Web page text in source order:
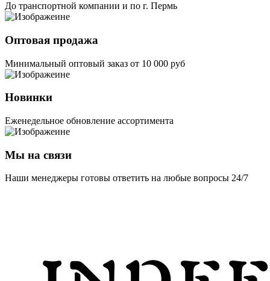
До транспортной компании и по г. Пермь
Оптовая продажа
Минимальный оптовый заказ от 10 000 руб
Новинки
Еженедельное обновление ассортимента
Мы на связи
Наши менеджеры готовы ответить на любые вопросы 24/7